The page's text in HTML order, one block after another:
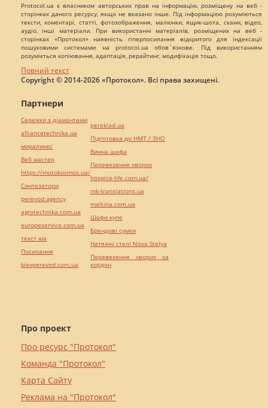
Protocol.ua є власником авторських прав на інформацію, розміщену на веб -
сторінках даного ресурсу, якщо не вказано інше. Під інформацією розуміються
тексти, коментарі, статті, фотозображення, малюнки, ящик-шота, скани, відео,
аудіо, інші матеріали. При використанні матеріалів, розміщених на веб -
сторінках «Протокол» наявність гіперпосилання відкритого для індексації
пошуковими системами на protocol.ua обов`язкове. Під використанням
розуміється копіювання, адаптація, рерайтинг, модифікація тощо.
Повний текст
Copyright © 2014-2026 «Протокол». Всі права захищені.
Про проект
Про ресурс "Протокол"
Команда "Протокол"
Карта Сайту
Реклама на "Протокол"
Партнери
Сережки з діамантами
alliancetechnika.ua
миралинкс
Веб мастер
https://motokosmos.ua/
Синтезатори
perevod.agency
agrotechnika.com.ua
europeservice.com.ua
текст юа
Посилання
kievperevod.com.ua
pereklad.ua
Підготовка до НМТ / ЗНО
Винна шафа
Перевезення хворих
hospice-life.com.ua/
mk-translations.ua
maltina.com.ua
Шафи купе
Брендові сумки
Натяжні стелі Nova Stelya
Перевезення хворих за
кордон